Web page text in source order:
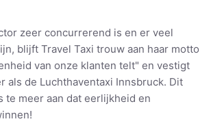
zeer concurrerend is en er veel
blijft Travel Taxi trouw aan haar motto
van onze klanten telt" en vestigt
als de Luchthaventaxi Innsbruck. Dit
te meer aan dat eerlijkheid en